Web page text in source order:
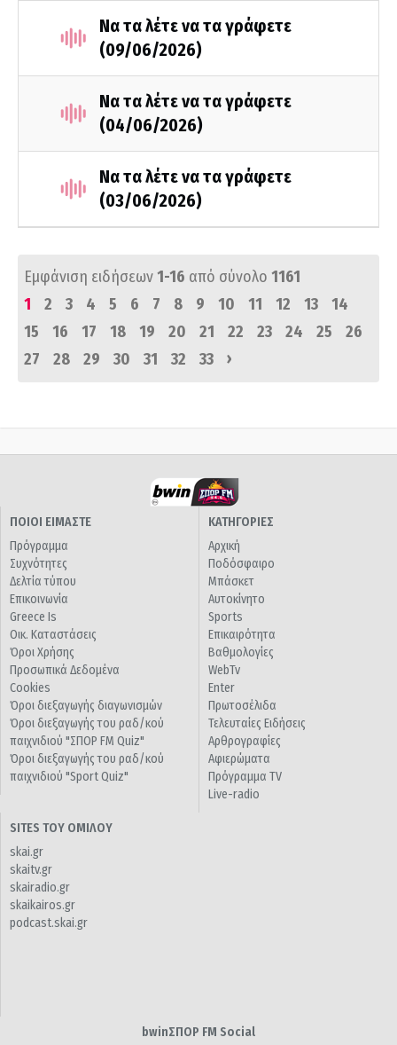
Να τα λέτε να τα γράφετε
(09/06/2026)
Να τα λέτε να τα γράφετε
(04/06/2026)
Να τα λέτε να τα γράφετε
(03/06/2026)
Εμφάνιση ειδήσεων1-16 από σύνολο 1161
1
2 3 4 5 6 7 8 9 10 11 12 13
14
15
16 17 18 19 20 21 22 23 24 25
26
27
28 29 30 31 32 33 ›
ΠΟΙΟΙ ΕΙΜΑΣΤΕ
Πρόγραμμα
Συχνότητες
Δελτία τύπου
Επικοινωνία
Greece Is
Οικ. Καταστάσεις
Όροι Χρήσης
Προσωπικά Δεδομένα
Cookies
Όροι διεξαγωγής διαγωνισμών
Όροι διεξαγωγής του ραδ/κού
παιχνιδιού "ΣΠΟΡ FM Quiz"
Όροι διεξαγωγής του ραδ/κού
παιχνιδιού "Sport Quiz"
ΚΑΤΗΓΟΡΙΕΣ
Αρχική
Ποδόσφαιρο
Μπάσκετ
Αυτοκίνητο
Sports
Επικαιρότητα
Βαθμολογίες
WebTv
Enter
Πρωτοσέλιδα
Τελευταίες Ειδήσεις
Αρθρογραφίες
Αφιερώματα
Πρόγραμμα TV
Live-radio
SITES ΤΟΥ ΟΜΙΛΟΥ
skai.gr
skaitv.gr
skairadio.gr
skaikairos.gr
podcast.skai.gr
bwinΣΠΟΡ FM Social